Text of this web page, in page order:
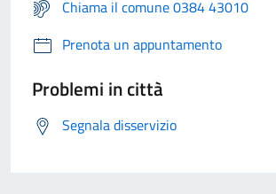
Chiama il comune 0384 43010
Prenota un appuntamento
Problemi in città
Segnala disservizio